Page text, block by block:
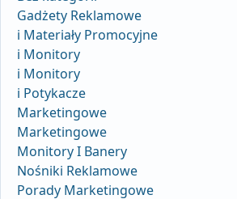
Gadżety Reklamowe
i Materiały Promocyjne
i Monitory
i Monitory
i Potykacze
Marketingowe
Marketingowe
Monitory I Banery
Nośniki Reklamowe
Porady Marketingowe